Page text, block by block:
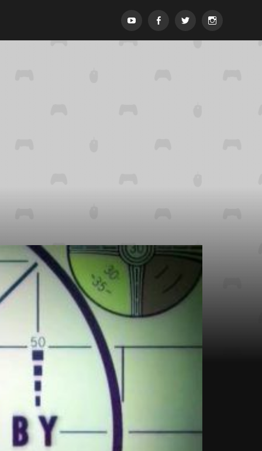
MenypostMenypostMenypostMenypost